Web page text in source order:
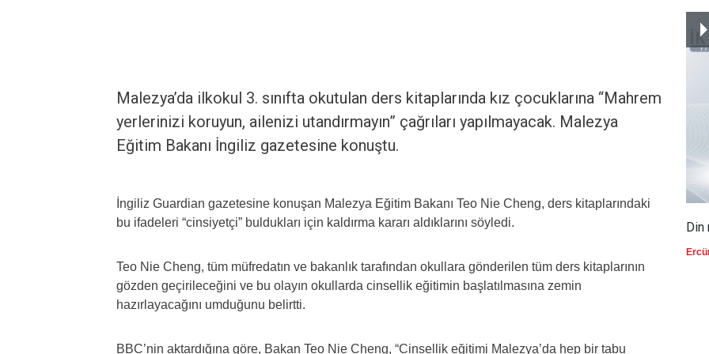
Malezya’da ilkokul 3. sınıfta okutulan ders kitaplarında kız çocuklarına “Mahrem
yerlerinizi koruyun, ailenizi utandırmayın” çağrıları yapılmayacak. Malezya
Eğitim Bakanı İngiliz gazetesine konuştu.
İngiliz Guardian gazetesine konuşan Malezya Eğitim Bakanı Teo Nie Cheng, ders kitaplarındaki
bu ifadeleri “cinsiyetçi” buldukları için kaldırma kararı aldıklarını söyledi.
Teo Nie Cheng, tüm müfredatın ve bakanlık tarafından okullara gönderilen tüm ders kitaplarının
gözden geçirileceğini ve bu olayın okullarda cinsellik eğitimin başlatılmasına zemin
hazırlayacağını umduğunu belirtti.
BBC’nin aktardığına göre, Bakan Teo Nie Cheng, “Cinsellik eğitimi Malezya’da hep bir tabu
Din